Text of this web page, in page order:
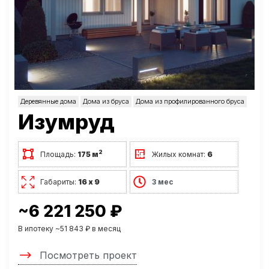
Деревянные дома Дома из бруса Дома из профилированного бруса
Изумруд
Площадь: 175 м2 Жилых комнат: 6
Габариты: 16 х 9 3 мес
~6 221 250 ₽
В ипотеку ~51 843 ₽ в месяц
Посмотреть проект